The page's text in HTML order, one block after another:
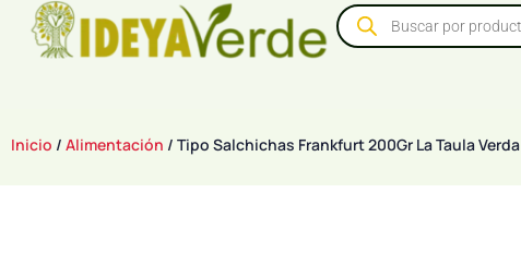
Inicio / Alimentación / Tipo Salchichas Frankfurt 200Gr La Taula Verda